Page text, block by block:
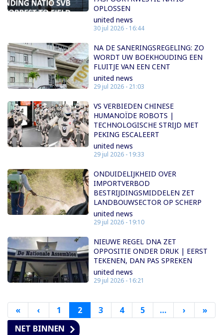
OPLOSSEN
united news
30 jul 2026 - 16:44
NA DE SANERINGSREGELING: ZO
WORDT UW BOEKHOUDING EEN
FLUITJE VAN EEN CENT
united news
29 jul 2026 - 21:03
VS VERBIEDEN CHINESE
HUMANOÏDE ROBOTS |
TECHNOLOGISCHE STRIJD MET
PEKING ESCALEERT
united news
29 jul 2026 - 19:33
ONDUIDELIJKHEID OVER
IMPORTVERBOD
BESTRIJDINGSMIDDELEN ZET
LANDBOUWSECTOR OP SCHERP
united news
29 jul 2026 - 19:10
NIEUWE REGEL DNA ZET
OPPOSITIE ONDER DRUK | EERST
TEKENEN, DAN PAS SPREKEN
united news
29 jul 2026 - 16:21
«Eerste
pagina
‹ Vorige
pagina
1 2 3 4 5 … › Volgende
pagina
»
NET BINNEN